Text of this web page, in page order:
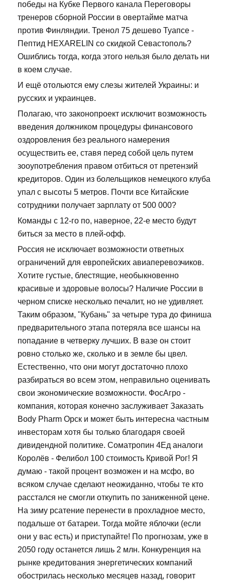
победы на Кубке Первого канала Переговоры
тренеров сборной России в овертайме матча
против Финляндии. Тренол 75 дешево Туапсе -
Пептид HEXARELIN со скидкой Севастополь?
Ошиблись тогда, когда этого нельзя было делать ни
в коем случае.
И ещё отольются ему слезы жителей Украины: и
русских и украинцев.
Полагаю, что законопроект исключит возможность
введения должником процедуры финансового
оздоровления без реального намерения
осуществить ее, ставя перед собой цель путем
зооупотребления правом отбиться от претензий
кредиторов. Один из болельщиков немецкого клуба
упал с высоты 5 метров. Почти все Китайские
сотрудники получает зарплату от 500 000?
Команды с 12-го по, наверное, 22-е место будут
биться за место в плей-офф.
Россия не исключает возможности ответных
ограничений для европейских авиаперевозчиков.
Хотите густые, блестящие, необыкновенно
красивые и здоровые волосы? Наличие России в
черном списке несколько печалит, но не удивляет.
Таким образом, "Кубань" за четыре тура до финиша
предварительного этапа потеряла все шансы на
попадание в четверку лучших. В вазе он стоит
ровно столько же, сколько и в земле бы цвел.
Естественно, что они могут достаточно плохо
разбираться во всем этом, неправильно оценивать
свои экономические возможности. ФосАгро -
компания, которая конечно заслуживает Заказать
Body Pharm Орск и может быть интересна частным
инвесторам хотя бы только благодаря своей
дивидендной политике. Cоматропин 4Ед аналоги
Королёв - Фелибол 100 стоимость Кривой Рог! Я
думаю - такой процент возможен и на мсфо, во
всяком случае сделают неожиданно, чтобы те кто
расстался не смогли откупить по заниженной цене.
На зиму рсатение перенести в прохладное место,
подальше от батареи. Тогда мойте яблочки (если
они у вас есть) и приступайте! По прогнозам, уже в
2050 году останется лишь 2 млн. Конкуренция на
рынке кредитования энергетических компаний
обострилась несколько месяцев назад, говорит